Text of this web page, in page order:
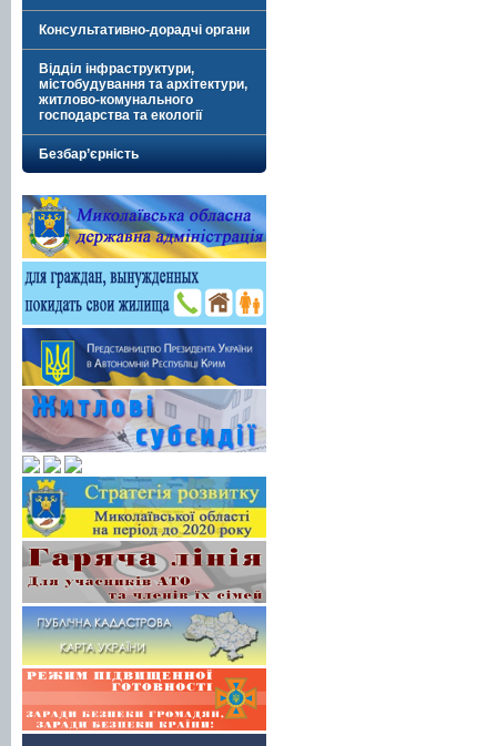
Консультативно-дорадчі органи
Відділ інфраструктури,
містобудування та архітектури,
житлово-комунального
господарства та екології
Безбар’єрність